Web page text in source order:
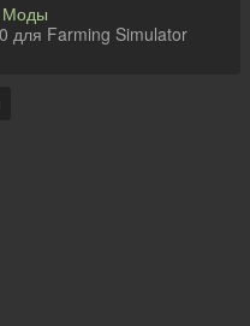
Моды
для Farming Simulator